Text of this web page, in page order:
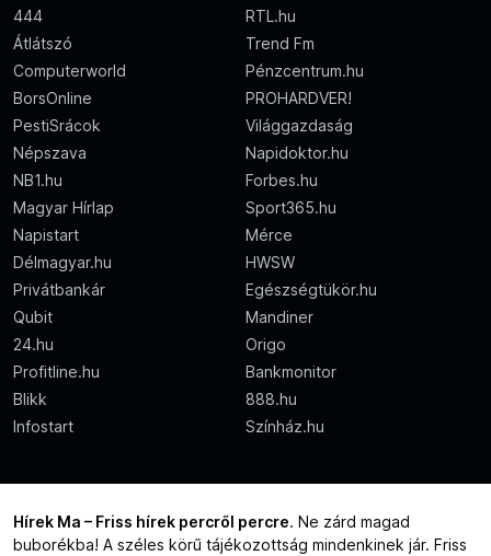
444
RTL.hu
Átlátszó
Trend Fm
Computerworld
Pénzcentrum.hu
BorsOnline
PROHARDVER!
PestiSrácok
Világgazdaság
Népszava
Napidoktor.hu
NB1.hu
Forbes.hu
Magyar Hírlap
Sport365.hu
Napistart
Mérce
Délmagyar.hu
HWSW
Privátbankár
Egészségtükör.hu
Qubit
Mandiner
24.hu
Origo
Profitline.hu
Bankmonitor
Blikk
888.hu
Infostart
Színház.hu
Hírek Ma – Friss hírek percről percre. Ne zárd magad
buborékba! A széles körű tájékozottság mindenkinek jár. Friss